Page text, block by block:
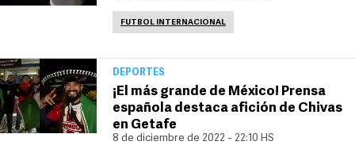
FUTBOL INTERNACIONAL
DEPORTES
¡El más grande de México! Prensa
española destaca afición de Chivas
en Getafe
8 de diciembre de 2022 - 22:10 HS